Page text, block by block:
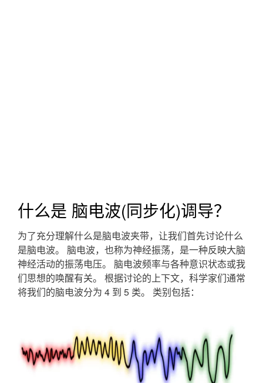
什么是 脑电波(同步化)调导？
为了充分理解什么是脑电波夹带，让我们首先讨论什么
是脑电波。 脑电波，也称为神经振荡，是一种反映大脑
神经活动的振荡电压。 脑电波频率与各种意识状态或我
们思想的唤醒有关。 根据讨论的上下文，科学家们通常
将我们的脑电波分为 4 到 5 类。 类别包括：